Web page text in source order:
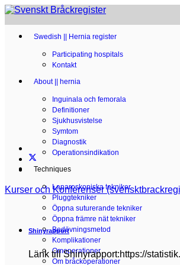
Swedish || Hernia register
Participating hospitals
Kontakt
About || hernia
Inguinala och femorala
Definitioner
Sjukhusvistelse
Symtom
Diagnostik
Operationsindikation
Techniques
Laparoskopiska tekniker
Pluggtekniker
Öppna suturerande tekniker
Öppna främre nät tekniker
Bedövningsmetod
Komplikationer
Omoperationer
Om bråckoperationer
Kurser och Konferenser
Shinyrapport
Länk till Shinyrapport:https://